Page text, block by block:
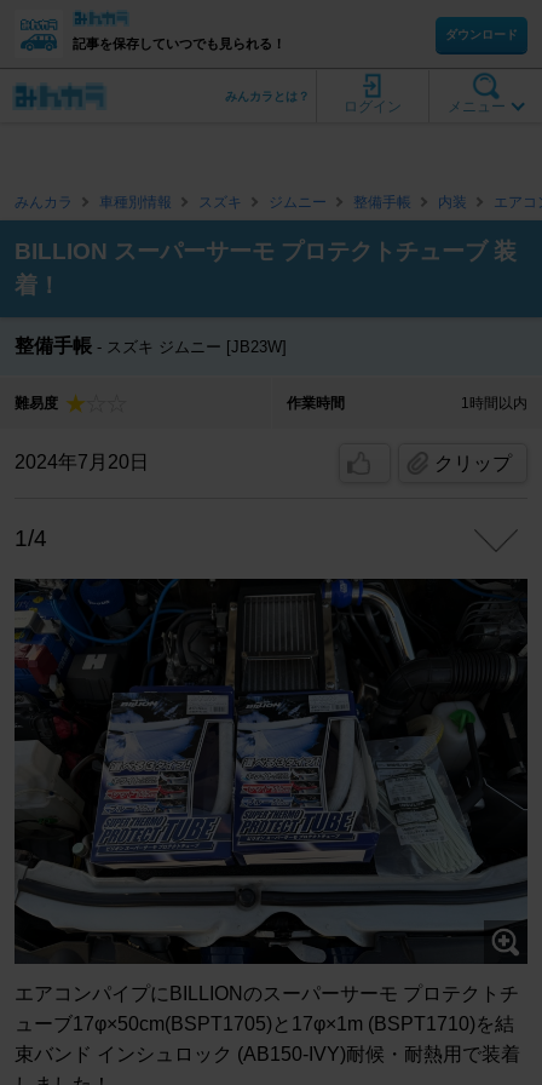
記事を保存していつでも見られる！
ダウンロード
メニュー
ログイン
みんカラとは？
みんカラ 車種別情報 スズキ ジムニー 整備手帳 内装 エアコ
BILLION スーパーサーモ プロテクトチューブ 装
着！
整備手帳 スズキ ジムニー [JB23W]
難易度 作業時間 1時間以内
2024年7月20日 クリップ
1/4
エアコンパイプにBILLIONのスーパーサーモ プロテクトチ
ューブ17φ×50cm(BSPT1705)と17φ×1m (BSPT1710)を結
束バンド インシュロック (AB150-IVY)耐候・耐熱用で装着